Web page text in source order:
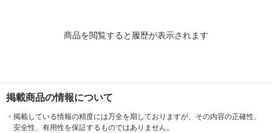
商品を閲覧すると履歴が表示されます
掲載商品の情報について
・ 掲載している情報の精度には万全を期しておりますが、その内容の正確性、
安全性、有用性を保証するものではありません。